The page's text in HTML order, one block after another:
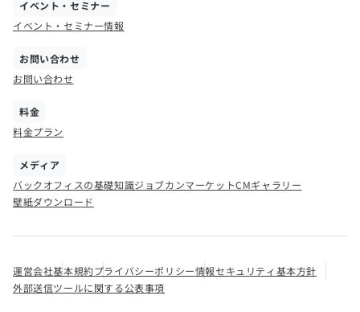
イベント・セミナー
イベント・セミナー情報
お問い合わせ
お問い合わせ
料金
料金プラン
メディア
バックオフィスの基礎知識ジョブカンマーケットCMギャラリー
壁紙ダウンロード
運営会社基本規約プライバシーポリシー情報セキュリティ基本方針
外部送信ツールに関する公表事項